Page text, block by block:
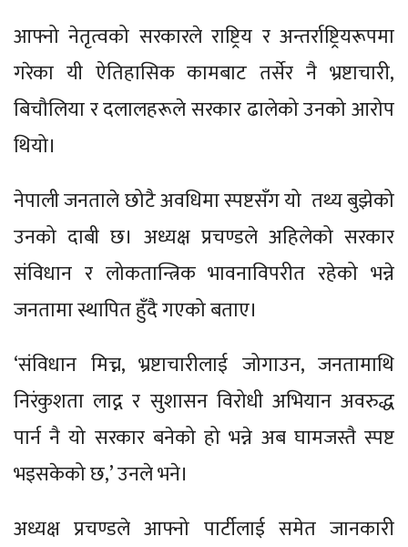
आफ्नो नेतृत्वको सरकारले राष्ट्रिय र अन्तर्राष्ट्रियरूपमा
गरेका यी ऐतिहासिक कामबाट तर्सेर नै भ्रष्टाचारी,
बिचौलिया र दलालहरूले सरकार ढालेको उनको आरोप
थियो।
नेपाली जनताले छोटै अवधिमा स्पष्टसँग यो तथ्य बुझेको
उनको दाबी छ। अध्यक्ष प्रचण्डले अहिलेको सरकार
संविधान र लोकतान्त्रिक भावनाविपरीत रहेको भन्ने
जनतामा स्थापित हुँदै गएको बताए।
‘संविधान मिच्न, भ्रष्टाचारीलाई जोगाउन, जनतामाथि
निरंकुशता लाद्न र सुशासन विरोधी अभियान अवरुद्ध
पार्न नै यो सरकार बनेको हो भन्ने अब घामजस्तै स्पष्ट
भइसकेको छ,’ उनले भने।
अध्यक्ष प्रचण्डले आफ्नो पार्टीलाई समेत जानकारी